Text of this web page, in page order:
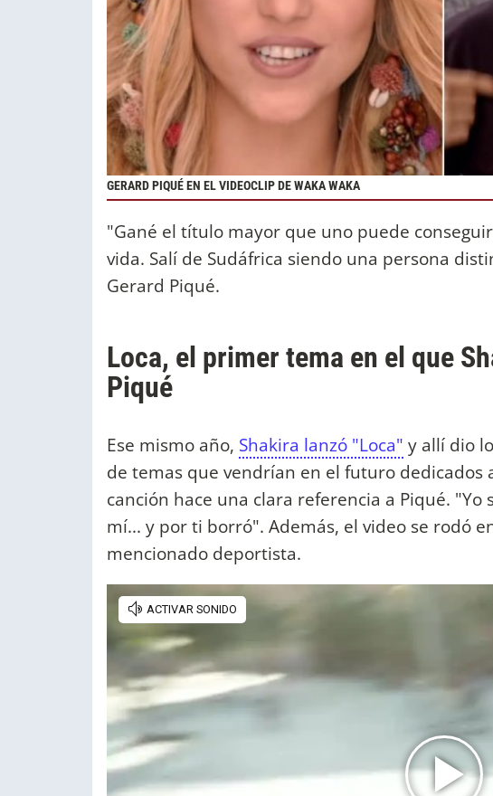
GERARD PIQUÉ EN EL VIDEOCLIP DE WAKA WAKA
"Gané el título mayor que uno puede
vida. Salí de Sudáfrica siendo una persona
Gerard Piqué.
Loca, el primer tema en el que
Piqué
Ese mismo año, Shakira lanzó "Loca" y allí dio
de temas que vendrían en el futuro dedicados
canción hace una clara referencia a Piqué. "Yo
mí... y por ti borró". Además, el video se rodó
mencionado deportista.